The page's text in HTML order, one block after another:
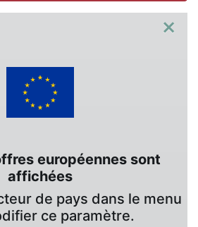
×
européennes sont
affichées
de pays dans le menu
ce paramètre.